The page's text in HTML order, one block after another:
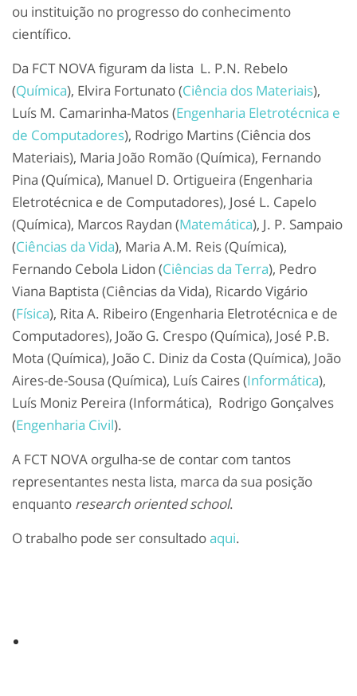
ou instituição no progresso do conhecimento
científico.
Da FCT NOVA figuram da lista L. P.N. Rebelo
(Química), Elvira Fortunato (Ciência dos Materiais),
Luís M. Camarinha-Matos (Engenharia Eletrotécnica e
de Computadores), Rodrigo Martins (Ciência dos
Materiais), Maria João Romão (Química), Fernando
Pina (Química), Manuel D. Ortigueira (Engenharia
Eletrotécnica e de Computadores), José L. Capelo
(Química), Marcos Raydan (Matemática), J. P. Sampaio
(Ciências da Vida), Maria A.M. Reis (Química),
Fernando Cebola Lidon (Ciências da Terra), Pedro
Viana Baptista (Ciências da Vida), Ricardo Vigário
(Física), Rita A. Ribeiro (Engenharia Eletrotécnica e de
Computadores), João G. Crespo (Química), José P.B.
Mota (Química), João C. Diniz da Costa (Química), João
Aires-de-Sousa (Química), Luís Caires (Informática),
Luís Moniz Pereira (Informática), Rodrigo Gonçalves
(Engenharia Civil).
A FCT NOVA orgulha-se de contar com tantos
representantes nesta lista, marca da sua posição
enquanto research oriented school.
O trabalho pode ser consultadoaqui.